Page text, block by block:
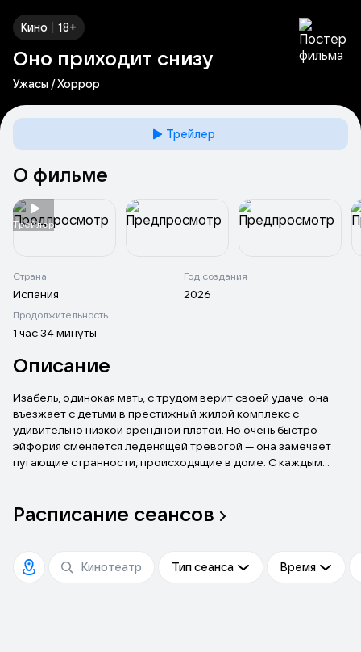
Кино | 18+
Оно приходит снизу
Ужасы / Хоррор
Трейлер
О фильме
Tрейлер
Страна
Испания
Год создания
2026
Продолжительность
1 час 34 минуты
Описание
Изабель, одинокая мать, с трудом верит своей удаче: она
въезжает с детьми в престижный жилой комплекс с
удивительно низкой арендной платой. Но очень быстро
эйфория сменяется леденящей тревогой — она замечает
пугающие странности, происходящие в доме. С каждым
зловещее.
Расписание сеансов
Тип сеанса Время